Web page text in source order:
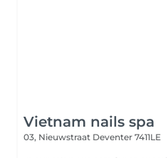
Vietnam nails spa
03, Nieuwstraat Deventer 7411LE